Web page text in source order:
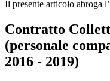
Il presente articolo abroga
Contratto
(personale
2016 - 2019)